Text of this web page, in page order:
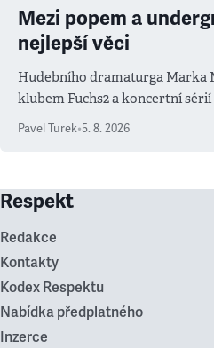
Mezi popem a
nejlepší věci
Hudebního dramaturga Marka
klubem Fuchs2 a koncertní
ale atmosféra
Pavel Turek•5. 8. 2026
Respekt
Redakce
Kontakty
Kodex Respektu
Nabídka předplatného
Inzerce